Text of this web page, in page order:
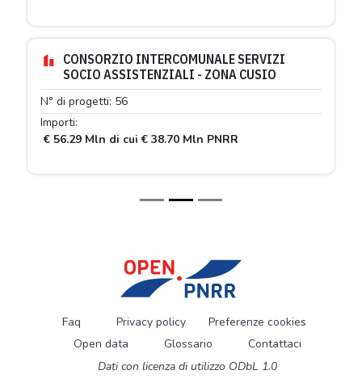
CONSORZIO INTERCOMUNALE SERVIZI
SOCIO ASSISTENZIALI - ZONA CUSIO
N° di progetti: 56
Importi:
€ 56.29 Mln di cui € 38.70 Mln PNRR
Faq Privacy policy
Preferenze cookies
Open data
Glossario
Contattaci
Dati con licenza di utilizzo ODbL 1.0